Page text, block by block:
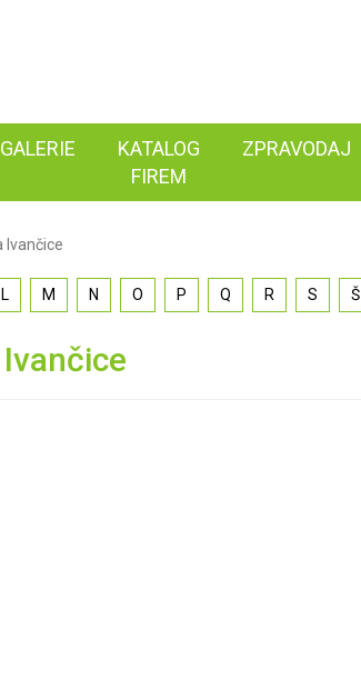
KATALOG
FIREM
ZPRAVODAJ
Ivančice
L M N O P Q R S Š